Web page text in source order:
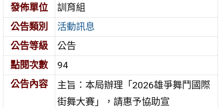
發佈單位
訓育組
公告類別
活動訊息
公告等級
公告
點閱次數
94
公告內容
主旨：本局辦理「2026雄爭舞鬥國際
街舞大賽」，請惠予協助宣